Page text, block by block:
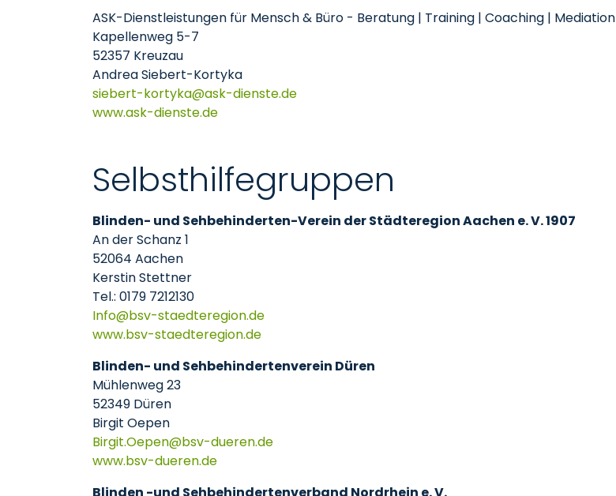
ASK-Dienstleistungen für Mensch & Büro - Beratung | Training | Coaching | Mediation
Kapellenweg 5-7
52357 Kreuzau
Andrea Siebert-Kortyka
siebert-kortyka
ask-dienstede
www.ask-dienste.de
Selbsthilfegruppen
Blinden- und Sehbehinderten-Verein der Städteregion Aachen e. V. 1907
An der Schanz 1
52064 Aachen
Kerstin Stettner
Tel.: 0179 7212130
Info
bsv-staedteregionde
www.bsv-staedteregion.de
Blinden- und Sehbehindertenverein Düren
Mühlenweg 23
52349 Düren
Birgit Oepen
Birgit.Oepen
bsv-duerende
www.bsv-dueren.de